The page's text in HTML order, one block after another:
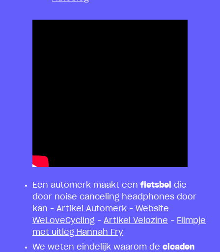
Een automerk maakt een fietsbel die
door noise canceling headphones door
kan – Artikel Automerk – Website
WeLoveCycling – Artikel Velozine – Filmpje
met uitleg Hannah Fry
We weten eindelijk waarom de cicaden